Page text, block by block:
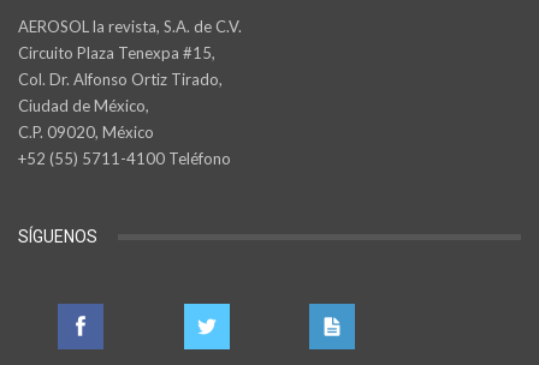
AEROSOL la revista, S.A. de C.V.
Circuito Plaza Tenexpa #15,
Col. Dr. Alfonso Ortiz Tirado,
Ciudad de México,
C.P. 09020, México
+52 (55) 5711-4100 Teléfono
SÍGUENOS